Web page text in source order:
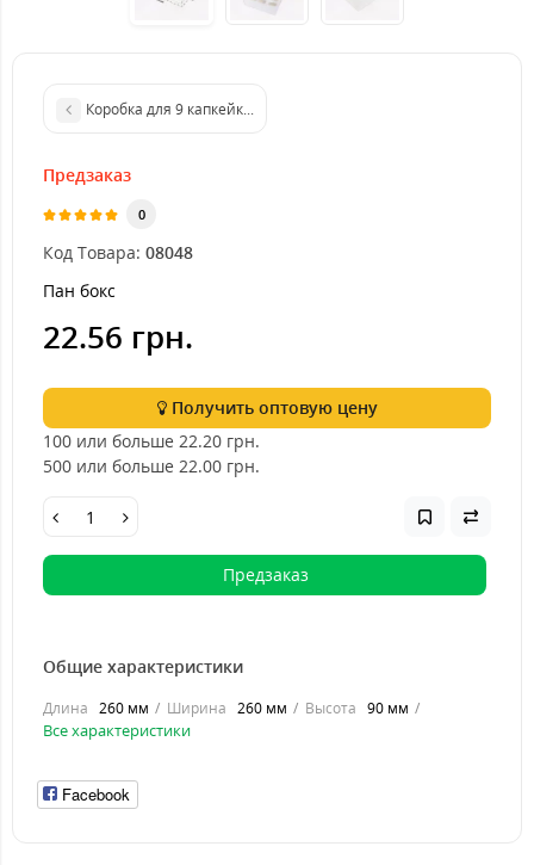
Коробка для 9 капкейков, белая с окном, 260*260*90 из
Предзаказ
0
Код Товара: 08048
Пан бокс
22.56 грн.
Получить оптовую цену
100 или больше 22.20 грн.
500 или больше 22.00 грн.
Предзаказ
Общие характеристики
Длина 260 мм Ширина 260 мм Высота 90 мм
Все характеристики
Facebook